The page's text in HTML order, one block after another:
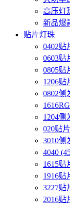
高压灯
新品爆
贴片灯珠
0402贴
0603贴
0805贴
1206贴
0802侧
1204侧
020贴
3010侧
4040
1615贴
1916贴
3227贴
2016贴